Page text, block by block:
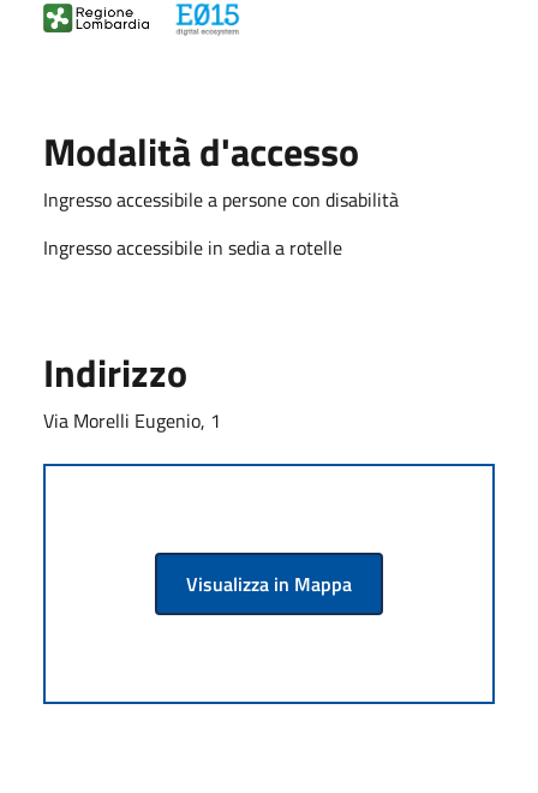
Modalità d'accesso
Ingresso accessibile a persone con disabilità
Ingresso accessibile in sedia a rotelle
Indirizzo
Via Morelli Eugenio, 1
Visualizza in Mappa